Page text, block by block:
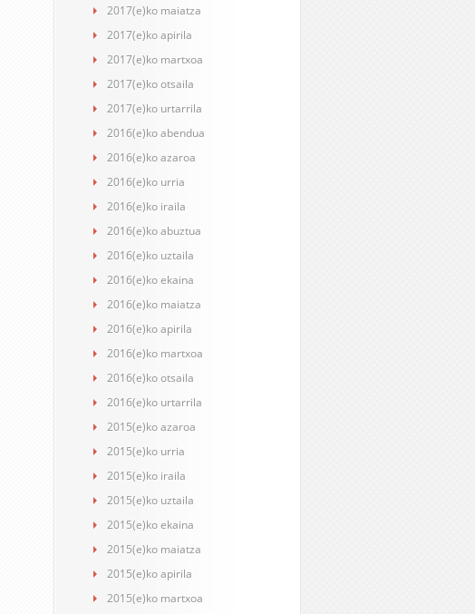
2017(e)ko maiatza
2017(e)ko apirila
2017(e)ko martxoa
2017(e)ko otsaila
2017(e)ko urtarrila
2016(e)ko abendua
2016(e)ko azaroa
2016(e)ko urria
2016(e)ko iraila
2016(e)ko abuztua
2016(e)ko uztaila
2016(e)ko ekaina
2016(e)ko maiatza
2016(e)ko apirila
2016(e)ko martxoa
2016(e)ko otsaila
2016(e)ko urtarrila
2015(e)ko azaroa
2015(e)ko urria
2015(e)ko iraila
2015(e)ko uztaila
2015(e)ko ekaina
2015(e)ko maiatza
2015(e)ko apirila
2015(e)ko martxoa